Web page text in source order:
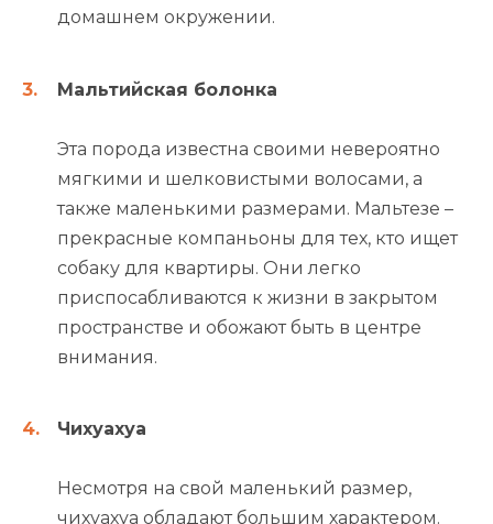
домашнем окружении.
Мальтийская болонка
Эта порода известна своими невероятно
мягкими и шелковистыми волосами, а
также маленькими размерами. Мальтезе –
прекрасные компаньоны для тех, кто ищет
собаку для квартиры. Они легко
приспосабливаются к жизни в закрытом
пространстве и обожают быть в центре
внимания.
Чихуахуа
Несмотря на свой маленький размер,
чихуахуа обладают большим характером.